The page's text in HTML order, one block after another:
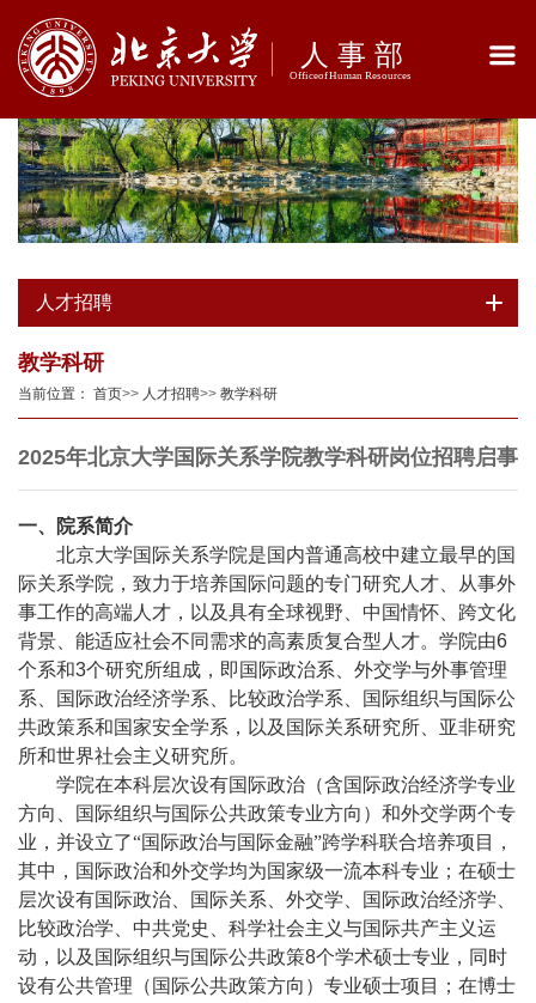
人才招聘
教学科研
当前位置： 首页>> 人才招聘>> 教学科研
2025年北京大学国际关系学院教学科研岗位招聘启事
一、院系简介
北京大学国际关系学院是国内普通高校中建立最早的国
际关系学院，致力于培养国际问题的专门研究人才、从事外
事工作的高端人才，以及具有全球视野、中国情怀、跨文化
背景、能适应社会不同需求的高素质复合型人才。学院由6
个系和3个研究所组成，即国际政治系、外交学与外事管理
系、国际政治经济学系、比较政治学系、国际组织与国际公
共政策系和国家安全学系，以及国际关系研究所、亚非研究
所和世界社会主义研究所。
学院在本科层次设有国际政治（含国际政治经济学专业
方向、国际组织与国际公共政策专业方向）和外交学两个专
业，并设立了“国际政治与国际金融”跨学科联合培养项目，
其中，国际政治和外交学均为国家级一流本科专业；在硕士
层次设有国际政治、国际关系、外交学、国际政治经济学、
比较政治学、中共党史、科学社会主义与国际共产主义运
动，以及国际组织与国际公共政策8个学术硕士专业，同时
设有公共管理（国际公共政策方向）专业硕士项目；在博士